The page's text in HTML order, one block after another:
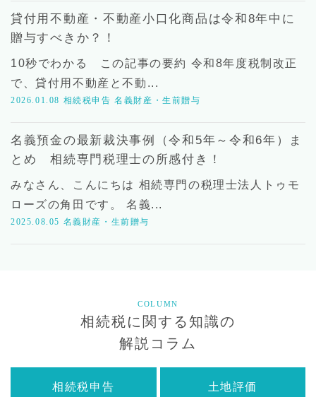
貸付用不動産・不動産小口化商品は令和8年中に
贈与すべきか？！
10秒でわかる この記事の要約 令和8年度税制改正
で、貸付用不動産と不動...
2026.01.08 相続税申告 名義財産・生前贈与
名義預金の最新裁決事例（令和5年～令和6年）ま
とめ 相続専門税理士の所感付き！
みなさん、こんにちは 相続専門の税理士法人トゥモ
ローズの角田です。 名義...
2025.08.05 名義財産・生前贈与
COLUMN
相続税に関する知識の
解説コラム
相続税申告 土地評価